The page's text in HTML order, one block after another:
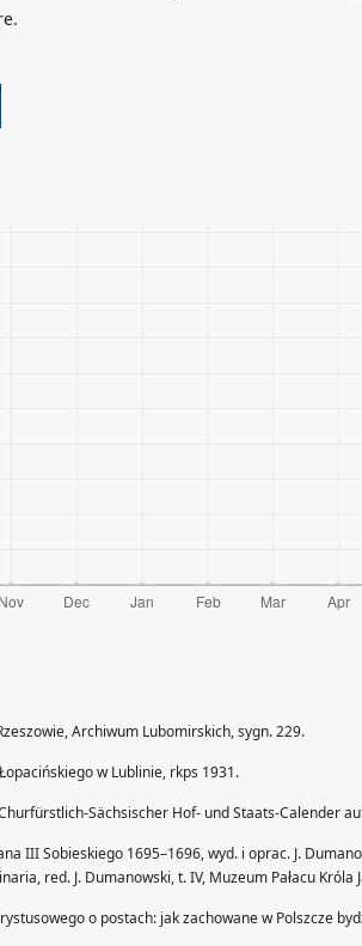
Archiwum Lubomirskich, sygn. 229.
w Lublinie, rkps 1931.
Sächsischer Hof- und Staats-Calender
III Sobieskiego 1695–1696, wyd. i oprac. J.
red. J. Dumanowski, t. IV, Muzeum Pałacu
o postach: jak zachowane w Polszcze